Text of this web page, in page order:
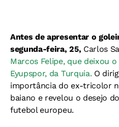
Antes de apresentar o
segunda-feira, 25, Carlos
Marcos Felipe, que deixou
Eyupspor, da Turquia. O
importância do ex-tricolor
baiano e revelou o desejo
futebol europeu.